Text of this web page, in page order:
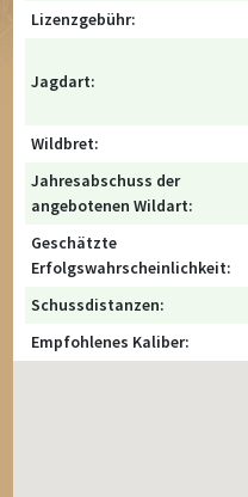
Lizenzgebühr:
Jagdart:
Wildbret:
Jahresabschuss der
angebotenen Wildart:
Geschätzte
Erfolgswahrscheinlichkeit:
Schussdistanzen:
Empfohlenes Kaliber: